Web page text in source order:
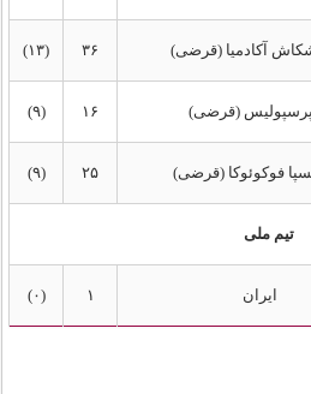
آکادمیا (قرضی) ۳۶ (۱۳)
(قرضی) ۱۶ (۹)
فوکوئوکا (قرضی) ۲۵ (۹)
تیم ملی
ایران ۱ (۰)